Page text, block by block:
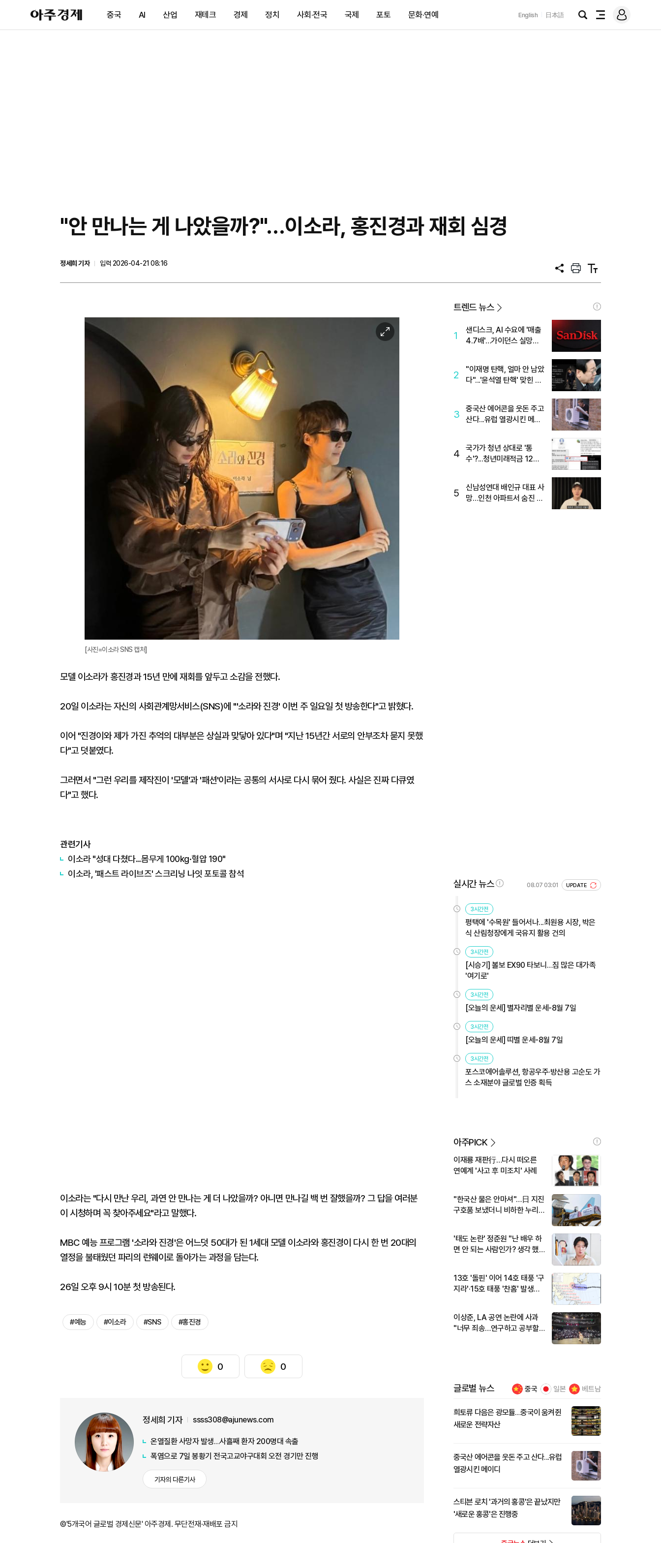
아
주
제
중국 AI 산업 재테크 경제 정치 사회·전국 국제 포토 문화·연예 English 日本語
검
전
메
그
"안 만나는 게 나았을까?"…이소라, 홍진경과 재회 심경
정세희 기자
입력 2026-04-21 08:16
공
프
트
텍
트
이
미
[사진=이소라 SNS 캡처]
모델 이소라가 홍진경과 15년 만에 재회를 앞두고 소감을 전했다.
20일 이소라는 자신의 사회관계망서비스(SNS)에 "'소라와 진경' 이번 주 일요일 첫 방송한다"고 밝혔다.
이어 "진경이와 제가 가진 추억의 대부분은 상실과 맞닿아 있다"며 "지난 15년간 서로의 안부조차 묻지 못했
다"고 덧붙였다.
그러면서 "그런 우리를 제작진이 '모델'과 '패션'이라는 공통의 서사로 다시 묶어 줬다. 사실은 진짜 다큐였
다"고 했다.
관련기사
이소라 "성대 다쳤다…몸무게 100kg·혈압 190"
이소라, '패스트 라이브즈' 스크리닝 나잇 포토콜 참석
이소라는 "다시 만난 우리, 과연 안 만나는 게 더 나았을까? 아니면 만나길 백 번 잘했을까? 그 답을 여러분
이 시청하며 꼭 찾아주세요"라고 말했다.
MBC 예능 프로그램 '소라와 진경'은 어느덧 50대가 된 1세대 모델 이소라와 홍진경이 다시 한 번 20대의
열정을 불태웠던 파리의 런웨이로 돌아가는 과정을 담는다.
26일 오후 9시 10분 첫 방송된다.
#예능 #이소라 #SNS #홍진경
0 0
정세희 기자 ssss308@ajunews.com
온열질환 사망자 발생…사흘째 환자 200명대 속출
폭염으로 7일 봉황기 전국고교야구대회 오전 경기만 진행
기자의 다른기사
©'5개국어 글로벌 경제신문' 아주경제. 무단전재·재배포 금지
트렌드 뉴스
1
샌디스크, AI 수요에 '매출
4.7배'…가이던스 실망에
2
"이재명 탄핵, 얼마 안 남았
다"...'윤석열 탄핵' 맞힌 무
3
중국산 에어콘을 웃돈 주고
산다...유럽 열광시킨 메이
4
국가가 청년 상대로 '통
수'?...청년미래적금 12%
5
신남성연대 배인규 대표 사
망…인천 아파트서 숨진 채
실시간 뉴스 08.07 03:01 UPDATE
3시간전
평택에 '수목원' 들어서나...최원용 시장, 박은
식 산림청장에게 국유지 활용 건의
3시간전
[시승기] 볼보 EX90 타보니…짐 많은 대가족
'여기로'
3시간전
[오늘의 운세] 별자리별 운세-8월 7일
3시간전
[오늘의 운세] 띠별 운세-8월 7일
3시간전
포스코에어솔루션, 항공우주·방산용 고순도 가
스 소재분야 글로벌 인증 획득
아주PICK
이재룡 재판行…다시 떠오른
연예계 '사고 후 미조치' 사례
"한국산 물은 안마셔"…日 지진
구호품 보냈더니 비하한 누리
'태도 논란' 정준원 "난 배우 하
면 안 되는 사람인가? 생각 했
13호 '돌핀' 이어 14호 태풍 '구
지라'·15호 태풍 '찬홈' 발생…
이상준, LA 공연 논란에 사과
"너무 죄송…연구하고 공부할
글로벌 뉴스 중국 일본 베트남
희토류 다음은 광모듈…중국이 움켜쥔
새로운 전략자산
중국산 에어콘을 웃돈 주고 산다...유럽
열광시킨 메이디
스티븐 로치 '과거의 홍콩'은 끝났지만
'새로운 홍콩'은 진행중